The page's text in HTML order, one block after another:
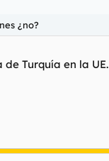
¿no?
Turquía en la UE.